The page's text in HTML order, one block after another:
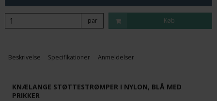
par Køb
Beskrivelse Specifikationer Anmeldelser
KNÆLANGE STØTTESTRØMPER I NYLON, BLÅ MED
PRIKKER